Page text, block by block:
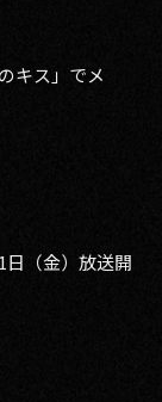
キス」でメ
日（金）放送開